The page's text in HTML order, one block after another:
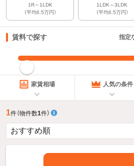
1R～1LDK
（平均6.5万円）
1LDK～3LDK
（平均6.5万円）
賃料で探す 指定
指定した賃料で絞
家賃相場 人気の条件
1件（物件数1件）